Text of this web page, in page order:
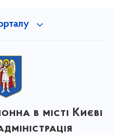
в місті Києві